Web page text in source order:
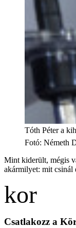
Tóth Péter a
Fotó: Németh
Mint kiderült, mégis
akármilyet: mit csinál
Csatlakozz a